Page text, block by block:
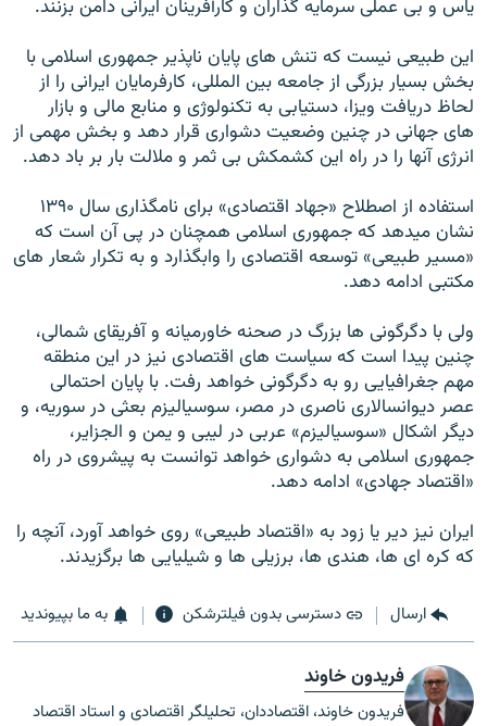
ياس و بی عملی سرمايه گذاران و کارآفرينان ايرانی دامن بزنند.
اين طبيعی نيست که تنش های پايان ناپذير جمهوری اسلامی با
بخش بسيار بزرگی از جامعه بين المللی، کارفرمايان ايرانی را از
لحاظ دريافت ويزا، دستيابی به تکنولوژی و منابع مالی و بازار
های جهانی در چنين وضعيت دشواری قرار دهد و بخش مهمی از
انرژی آنها را در راه اين کشمکش بی ثمر و ملالت بار بر باد دهد.
استفاده از اصطلاح «جهاد اقتصادی» برای نامگذاری سال ۱۳۹۰
نشان ميدهد که جمهوری اسلامی همچنان در پی آن است که
«مسير طبيعی» توسعه اقتصادی را وابگذارد و به تکرار شعار های
مکتبی ادامه دهد.
ولی با دگرگونی ها بزرگ در صحنه خاورميانه و آفريقای شمالی،
چنين پيدا است که سياست های اقتصادی نيز در اين منطقه
مهم جغرافيايی رو به دگرگونی خواهد رفت. با پايان احتمالی
عصر ديوانسالاری ناصری در مصر، سوسياليزم بعثی در سوريه، و
ديگر اشکال «سوسياليزم» عربی در ليبی و يمن و الجزاير،
جمهوری اسلامی به دشواری خواهد توانست به پيشروی در راه
«اقتصاد جهادی» ادامه دهد.
ايران نيز دير يا زود به «اقتصاد طبيعی» روی خواهد آورد، آنچه را
که کره ای ها، هندی ها، برزيلی ها و شيليايی ها برگزيدند.
ارسال دسترسی بدون فیلترشکن به ما بپیوندید
فریدون خاوند
فریدون خاوند، اقتصاددان، تحلیلگر اقتصادی و استاد اقتصاد